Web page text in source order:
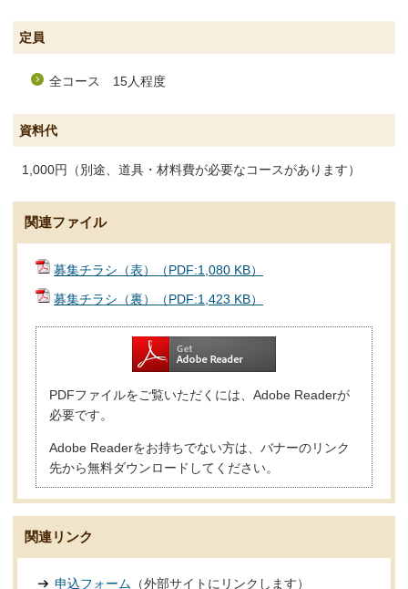
定員
全コース 15人程度
資料代
1,000円（別途、道具・材料費が必要なコースがあります）
関連ファイル
募集チラシ（表）（PDF:1,080 KB）
募集チラシ（裏）（PDF:1,423 KB）
PDFファイルをご覧いただくには、Adobe Readerが
必要です。
Adobe Readerをお持ちでない方は、バナーのリンク
先から無料ダウンロードしてください。
関連リンク
申込フォーム （外部サイトにリンクします）